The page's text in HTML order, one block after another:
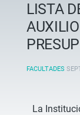
LISTA
FACULTADES
La